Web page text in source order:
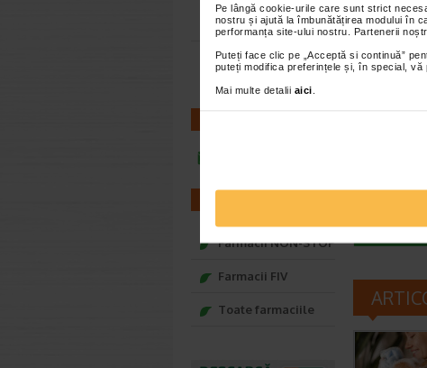
Pe lângă cookie-urile care sunt strict
nostru și ajută la îmbunătățirea modului în
performanța site-ului nostru. Partenerii
Puteți face clic pe „Acceptă si continuă”
puteți modifica preferințele și, în special,
Mai multe detalii aici
previne
Adora – Adorabili
din prima clipa
Seturi cadou
Baylis&Harding
Farmacii NON-STOP
Farmacii FIV
Toate farmaciile